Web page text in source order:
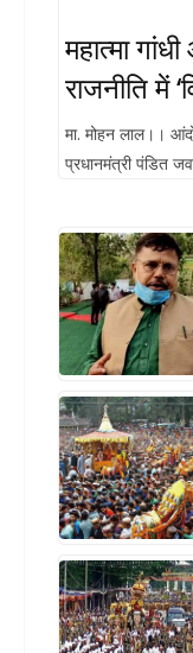
महात्मा
राजनीति में
मा. मोहन लाल।।
प्रधानमंत्री पंडित